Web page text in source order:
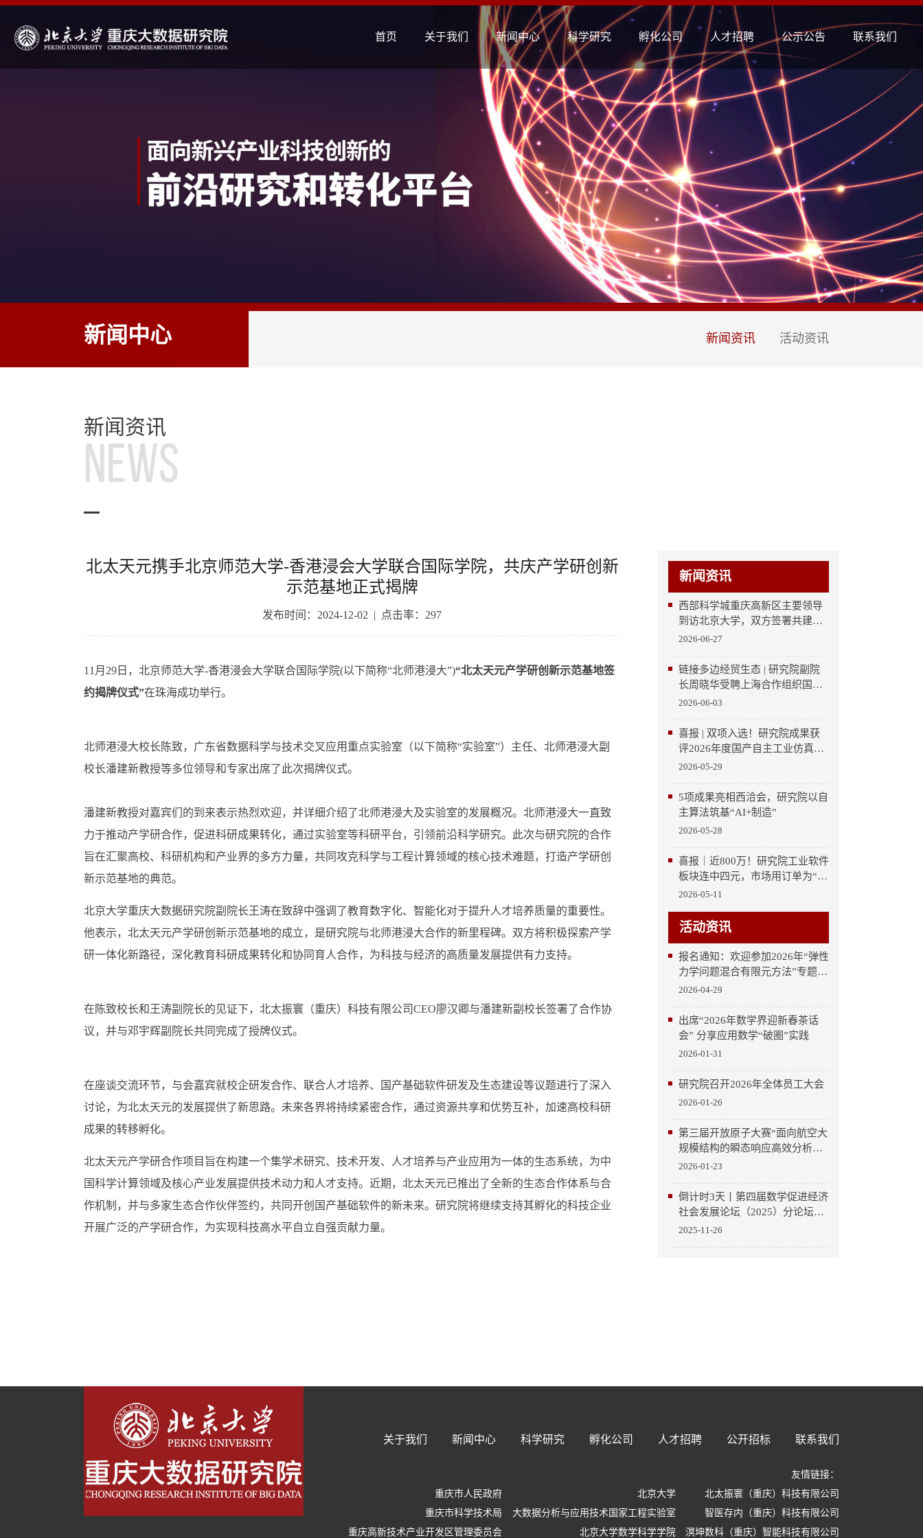
首页 关于我们 新闻中心 科学研究 孵化公司 人才招聘 公示公告 联系我们
新闻中心 新闻资讯 活动资讯
新闻资讯
NEWS
北太天元携手北京师范大学-香港浸会大学联合国际学院，共庆产学研创新
示范基地正式揭牌
发布时间：2024-12-02 | 点击率： 297
11月29日，北京师范大学-香港浸会大学联合国际学院(以下简称“北师港浸大”)“北太天元产学研创新示范基地签
约揭牌仪式”在珠海成功举行。
北师港浸大校长陈致，广东省数据科学与技术交叉应用重点实验室（以下简称“实验室”）主任、北师港浸大副
校长潘建新教授等多位领导和专家出席了此次揭牌仪式。
潘建新教授对嘉宾们的到来表示热烈欢迎，并详细介绍了北师港浸大及实验室的发展概况。北师港浸大一直致
力于推动产学研合作，促进科研成果转化，通过实验室等科研平台，引领前沿科学研究。此次与研究院的合作
旨在汇聚高校、科研机构和产业界的多方力量，共同攻克科学与工程计算领域的核心技术难题，打造产学研创
新示范基地的典范。
北京大学重庆大数据研究院副院长王涛在致辞中强调了教育数字化、智能化对于提升人才培养质量的重要性。
他表示，北太天元产学研创新示范基地的成立，是研究院与北师港浸大合作的新里程碑。双方将积极探索产学
研一体化新路径，深化教育科研成果转化和协同育人合作，为科技与经济的高质量发展提供有力支持。
在陈致校长和王涛副院长的见证下，北太振寰（重庆）科技有限公司CEO廖汉卿与潘建新副校长签署了合作协
议，并与邓宇辉副院长共同完成了授牌仪式。
在座谈交流环节，与会嘉宾就校企研发合作、联合人才培养、国产基础软件研发及生态建设等议题进行了深入
讨论，为北太天元的发展提供了新思路。未来各界将持续紧密合作，通过资源共享和优势互补，加速高校科研
成果的转移孵化。
北太天元产学研合作项目旨在构建一个集学术研究、技术开发、人才培养与产业应用为一体的生态系统，为中
国科学计算领域及核心产业发展提供技术动力和人才支持。近期，北太天元已推出了全新的生态合作体系与合
作机制，并与多家生态合作伙伴签约，共同开创国产基础软件的新未来。研究院将继续支持其孵化的科技企业
开展广泛的产学研合作，为实现科技高水平自立自强贡献力量。
新闻资讯
西部科学城重庆高新区主要领导
到访北京大学，双方签署共建北
京大学重庆大数据研究院二期合
2026-06-27
链接多边经贸生态 | 研究院副院
长周晓华受聘上海合作组织国家
多功能经贸平台智库专业顾问
2026-06-03
喜报 | 双项入选！研究院成果获
评2026年度国产自主工业仿真软
件典型案例
2026-05-29
5项成果亮相西洽会，研究院以自
主算法筑基“AI+制造”
2026-05-28
喜报｜近800万！研究院工业软件
板块连中四元，市场用订单为“北
大智慧”投票
2026-05-11
活动资讯
报名通知：欢迎参加2026年“弹性
力学问题混合有限元方法”专题系
列讲座与研讨会
2026-04-29
出席“2026年数学界迎新春茶话
会” 分享应用数学“破圈”实践
2026-01-31
研究院召开2026年全体员工大会
2026-01-26
第三届开放原子大赛“面向航空大
规模结构的瞬态响应高效分析开
源模块开发”赛项圆满收官
2026-01-23
倒计时3天丨第四届数学促进经济
社会发展论坛（2025）分论坛
——“新一代工业软件研发与应
2025-11-26
关于我们 新闻中心 科学研究 孵化公司 人才招聘 公开招标 联系我们
友情链接：
重庆市人民政府
重庆市科学技术局
重庆高新技术产业开发区管理委员会
北京大学
大数据分析与应用技术国家工程实验室
北京大学数学科学学院
北太振寰（重庆）科技有限公司
智医存内（重庆）科技有限公司
溟坤数科（重庆）智能科技有限公司